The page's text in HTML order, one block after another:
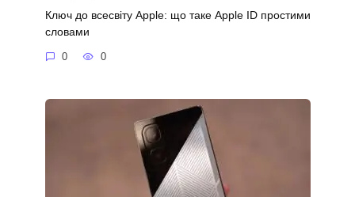
Ключ до всесвіту Apple: що таке Apple ID простими
словами
0 0